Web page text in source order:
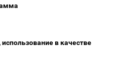
в качестве